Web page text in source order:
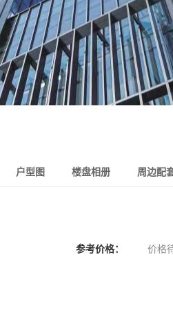
户型图 楼盘相册 周边配
参考价格：
价格